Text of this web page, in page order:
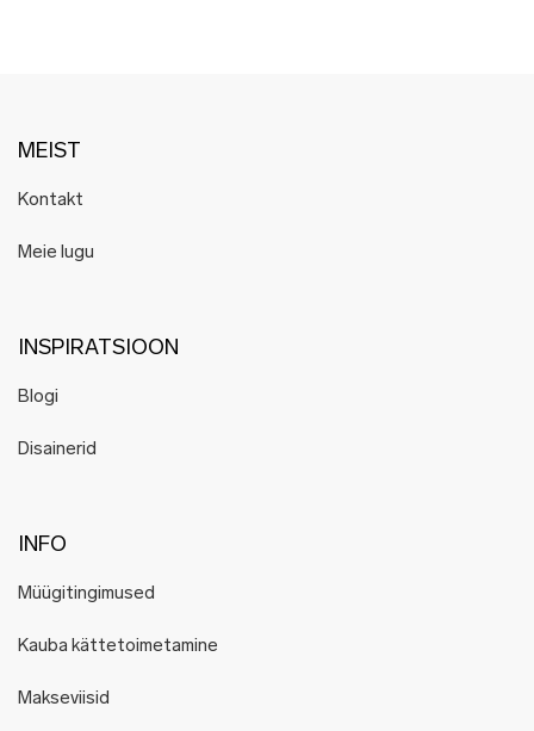
MEIST
Kontakt
Meie lugu
INSPIRATSIOON
Blogi
Disainerid
INFO
Müügitingimused
Kauba kättetoimetamine
Makseviisid